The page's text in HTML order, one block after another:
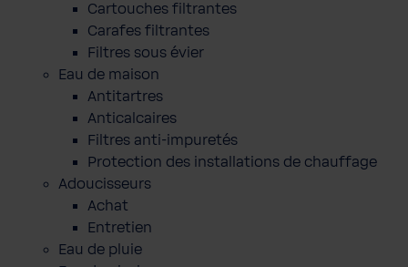
Cartouches filtrantes
Carafes filtrantes
Filtres sous évier
Eau de maison
Antitartres
Anticalcaires
Filtres anti-impuretés
Protection des installations de chauffage
Adoucisseurs
Achat
Entretien
Eau de pluie